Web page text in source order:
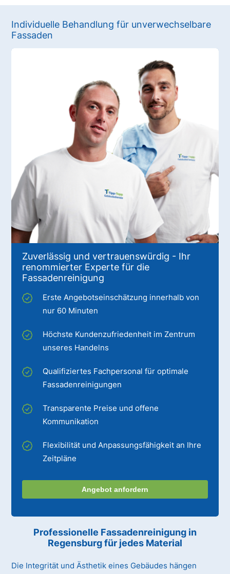
Individuelle Behandlung für unverwechselbare
Fassaden
Zuverlässig und vertrauenswürdig - Ihr
renommierter Experte für die
Fassadenreinigung
Erste Angebotseinschätzung innerhalb von
nur 60 Minuten
Höchste Kundenzufriedenheit im Zentrum
unseres Handelns
Qualifiziertes Fachpersonal für optimale
Fassadenreinigungen
Transparente Preise und offene
Kommunikation
Flexibilität und Anpassungsfähigkeit an Ihre
Zeitpläne
Angebot anfordern
Professionelle Fassadenreinigung in
Regensburg für jedes Material
Die Integrität und Ästhetik eines Gebäudes hängen